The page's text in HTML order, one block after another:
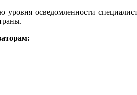
уровня осведомленности